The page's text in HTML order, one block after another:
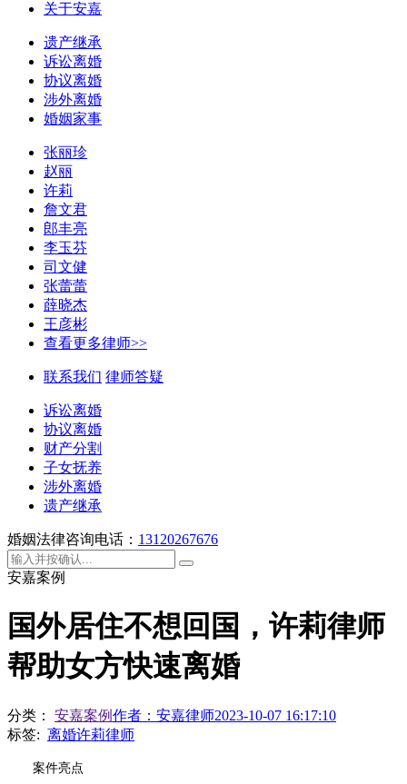
关于安嘉
遗产继承
诉讼离婚
协议离婚
涉外离婚
婚姻家事
张丽珍
赵丽
许莉
詹文君
郎丰亮
李玉芬
司文健
张蕾蕾
薛晓杰
王彦彬
查看更多律师>>
联系我们 律师答疑
诉讼离婚
协议离婚
财产分割
子女抚养
涉外离婚
遗产继承
婚姻法律咨询电话： 13120267676
安嘉案例
国外居住不想回国，许莉律师
帮助女方快速离婚
分类： 安嘉案例作者： 安嘉律师2023-10-07 16:17:10
标签: 离婚许莉律师
案件亮点